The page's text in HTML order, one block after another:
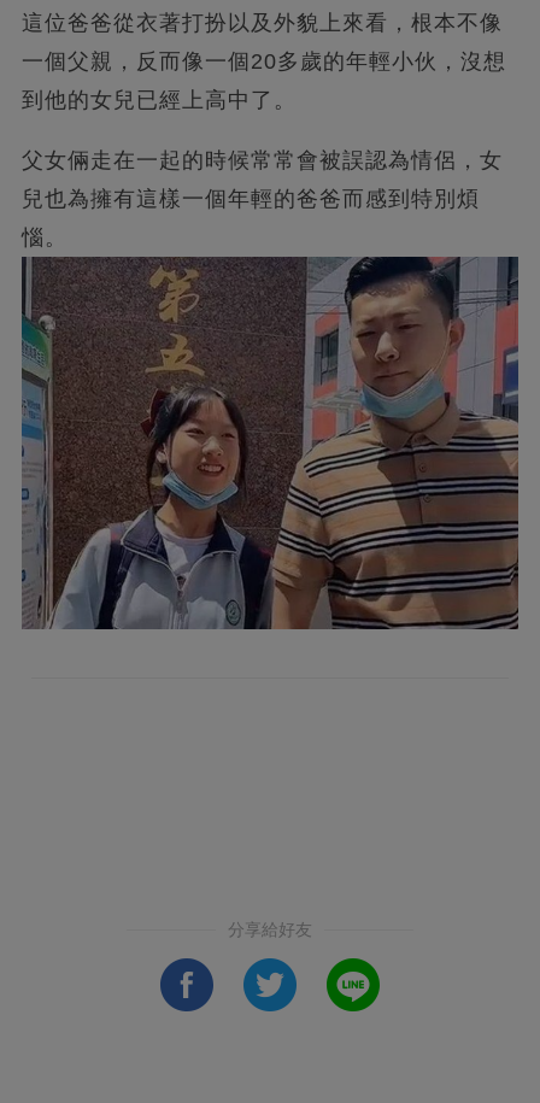
這位爸爸從衣著打扮以及外貌上來看，根本不像
一個父親，反而像一個20多歲的年輕小伙，沒想
到他的女兒已經上高中了。
父女倆走在一起的時候常常會被誤認為情侶，女
兒也為擁有這樣一個年輕的爸爸而感到特別煩
惱。
分享給好友